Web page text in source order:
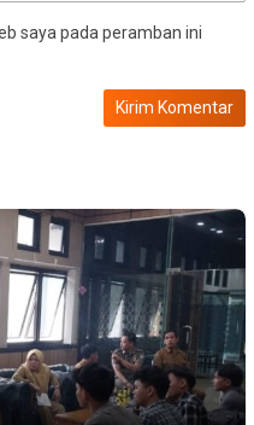
saya pada peramban ini